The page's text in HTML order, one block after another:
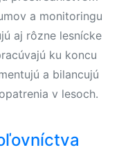
a monitoringu
aj rôzne lesnícke
ku koncu
a bilancujú
v lesoch.